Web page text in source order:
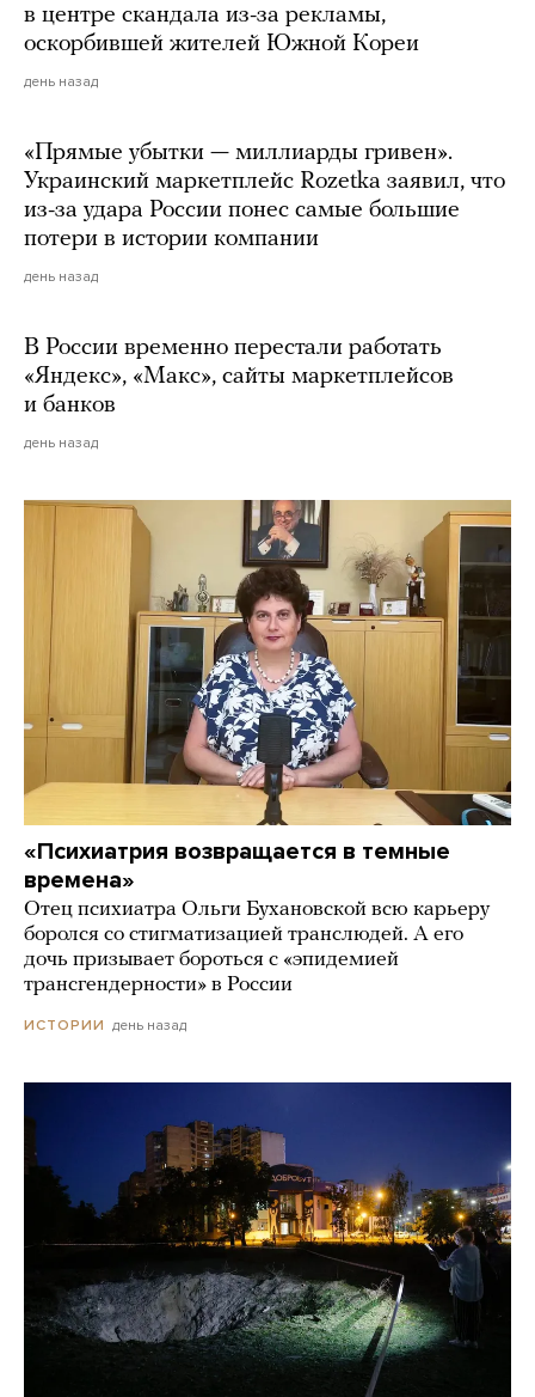
в центре скандала из-за рекламы,
оскорбившей жителей Южной Кореи
день назад
«Прямые убытки — миллиарды гривен».
Украинский маркетплейс Rozetka заявил, что
из-за удара России понес самые большие
потери в истории компании
день назад
В России временно перестали работать
«Яндекс», «Макс», сайты маркетплейсов
и банков
день назад
«Психиатрия возвращается в темные
времена»
Отец психиатра Ольги Бухановской всю карьеру
боролся со стигматизацией транслюдей. А его
дочь призывает бороться с «эпидемией
трансгендерности» в России
ИСТОРИИ день назад